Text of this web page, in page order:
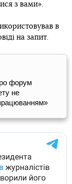
з вами».
в
на запит.
форум
не